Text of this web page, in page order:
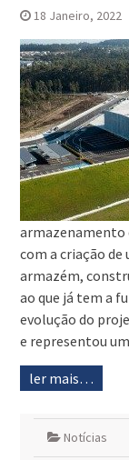
18 Janeiro, 2022
armazenamento
com a criação de
armazém,
ao que já tem a
evolução do
e representou
ler mais…
Notícias